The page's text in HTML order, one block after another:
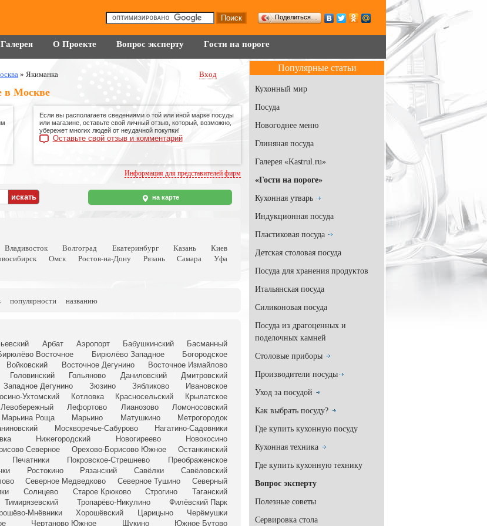
Поделиться…
Галерея О Проекте Вопрос эксперту Гости на пороге
» Якиманка Вход
в Москве
Если вы располагаете сведениями о той или иной марке посуды
или магазине, оставьте свой личный отзыв, который, возможно,
убережет многих людей от неудачной покупки!
Оставьте свой отзыв и комментарий
Информация для представителей фирм
на карте
Владивосток Волгоград Екатеринбург Казань
Киев
Омск Ростов-на-Дону Рязань Самара
Уфа
популярности названию
Арбат Аэропорт Бабушкинский
Басманный
Восточное Бирюлёво Западное
Богородское
Войковский Восточное Дегунино
Восточное Измайлово
Головинский Гольяново Даниловский
Дмитровский
Западное Дегунино Зюзино Зябликово
Ивановское
Ухтомский Котловка Красносельский
Крылатское
Левобережный Лефортово Лианозово
Ломоносовский
Марьина Роща Марьино Матушкино
Метрогородок
Москворечье-Сабурово
Нагатино-Садовники
Нижегородский Новогиреево
Новокосино
Северное Орехово-Борисово Южное
Останкинский
Печатники Покровское-Стрешнево
Преображенское
Ростокино Рязанский Савёлки
Савёловский
Северное Медведково Северное Тушино
Северный
Солнцево Старое Крюково Строгино
Таганский
Тимирязевский Тропарёво-Никулино
Филёвский Парк
Мнёвники Хорошёвский Царицыно
Черёмушки
Чертаново Южное Щукино Южное Бутово
Популярные статьи
Кухонный мир
Посуда
Новогоднее меню
Глиняная посуда
Галерея «Kastrul.ru»
«Гости на пороге»
Кухонная утварь
Индукционная посуда
Пластиковая посуда
Детская столовая посуда
Посуда для хранения продуктов
Итальянская посуда
Силиконовая посуда
Посуда из драгоценных и
поделочных камней
Столовые приборы
Производители посуды
Уход за посудой
Как выбрать посуду?
Где купить кухонную посуду
Кухонная техника
Где купить кухонную технику
Вопрос эксперту
Полезные советы
Сервировка стола